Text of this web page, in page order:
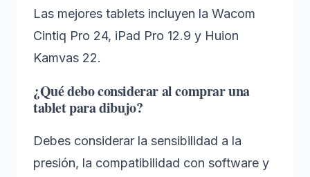
Las mejores tablets incluyen la Wacom
Cintiq Pro 24, iPad Pro 12.9 y Huion
Kamvas 22.
¿Qué debo considerar al comprar una
tablet para dibujo?
Debes considerar la sensibilidad a la
presión, la compatibilidad con software y